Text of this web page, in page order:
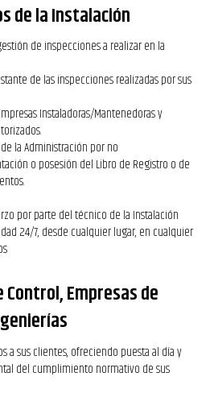
de la Instalación
de inspecciones a realizar en la
de las inspecciones realizadas por sus
Instaladoras/Mantenedoras y
la Administración por no
o posesión del Libro de Registro o de
por parte del técnico de la Instalación
24/7, desde cualquier lugar, en cualquier
Empresas de
a sus clientes, ofreciendo puesta al día y
del cumplimiento normativo de sus